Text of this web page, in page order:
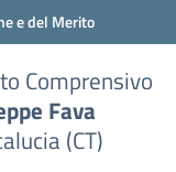
e del Merito
Comprensivo
Fava
(CT)